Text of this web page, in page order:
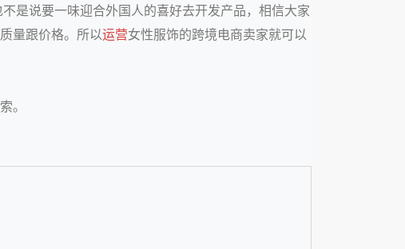
是说要一味迎合外国人的喜好去开发产品，相信大家
量跟价格。所以运营女性服饰的跨境电商卖家就可以
。